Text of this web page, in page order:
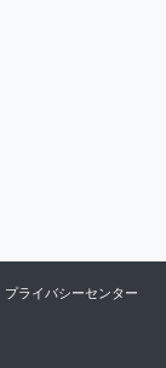
プライバシーセンター